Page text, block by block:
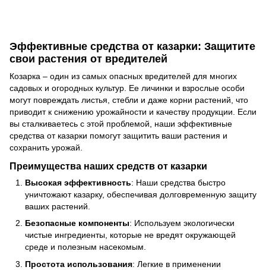
Эффективные средства от казарки: Защитите
свои растения от вредителей
Козарка – один из самых опасных вредителей для многих
садовых и огородных культур. Ее личинки и взрослые особи
могут повреждать листья, стебли и даже корни растений, что
приводит к снижению урожайности и качеству продукции. Если
вы сталкиваетесь с этой проблемой, наши эффективные
средства от казарки помогут защитить ваши растения и
сохранить урожай.
Преимущества наших средств от казарки
Высокая эффективность: Наши средства быстро
уничтожают казарку, обеспечивая долговременную защиту
ваших растений.
Безопасные компоненты: Используем экологически
чистые ингредиенты, которые не вредят окружающей
среде и полезным насекомым.
Простота использования: Легкие в применении